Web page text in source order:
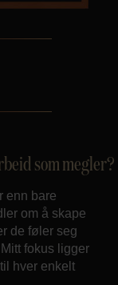
som megler?
enn bare
om å skape
de føler seg
fokus ligger
hver enkelt